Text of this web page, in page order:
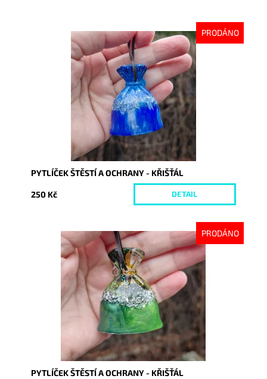
PRODÁNO
Dostupnost:
Vyprodáno
10467
PYTLÍČEK ŠTĚSTÍ A OCHRANY - KŘIŠŤÁL
250 Kč DETAIL
PRODÁNO
Dostupnost:
Vyprodáno
10468
PYTLÍČEK ŠTĚSTÍ A OCHRANY - KŘIŠŤÁL